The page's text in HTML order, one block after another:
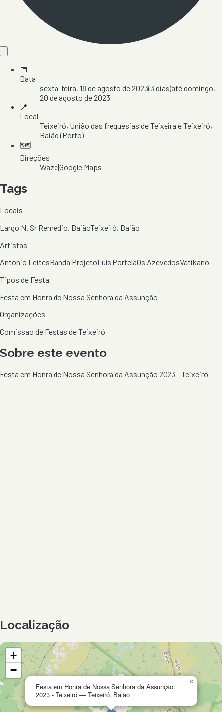
📅
Data
sexta-feira, 18 de agosto de 2023(3 dias)atédomingo,
20 de agosto de 2023
📍
Local
Teixeiró, União das freguesias de Teixeira e Teixeiró,
Baião(Porto)
🗺️
Direções
Waze|Google Maps
Tags
Locais
Largo N. Sr Remédio, BaiãoTeixeiró, Baião
Artistas
António LeitesBanda ProjetoLuís PortelaOs AzevedosVatikano
Tipos de Festa
Festa em Honra de Nossa Senhora da Assunção
Organizações
Comissao de Festas de Teixeiró
Sobre este evento
Festa em Honra de Nossa Senhora da Assunção 2023 - Teixeiró
Localização
Festa em Honra de Nossa Senhora da Assunção
2023 - Teixeiró — Teixeiró, Baião
×
+
−